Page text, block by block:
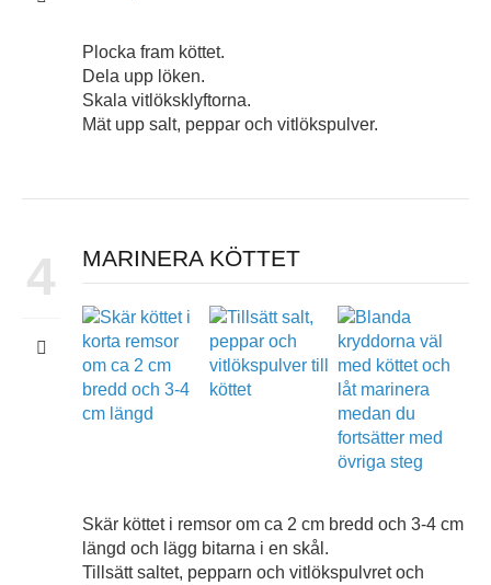
Plocka fram köttet.
Dela upp löken.
Skala vitlöksklyftorna.
Mät upp salt, peppar och vitlökspulver.
4 MARINERA KÖTTET
Skär köttet i remsor om ca 2 cm bredd och 3-4 cm
längd och lägg bitarna i en skål.
Tillsätt saltet, pepparn och vitlökspulvret och